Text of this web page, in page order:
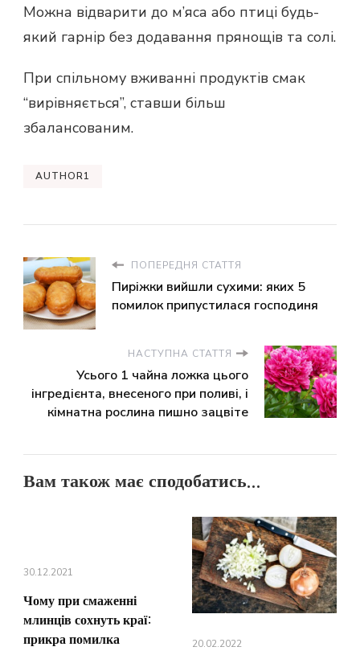
Можна відварити до м’яса або птиці будь-
який гарнір без додавання прянощів та солі.
При спільному вживанні продуктів смак
“вирівняється”, ставши більш
збалансованим.
AUTHOR1
ПОПЕРЕДНЯ СТАТТЯ
Пиріжки вийшли сухими: яких 5
помилок припустилася господиня
НАСТУПНА СТАТТЯ
Усього 1 чайна ложка цього
інгредієнта, внесеного при поливі, і
кімнатна рослина пишно зацвіте
Вам також має сподобатись...
30.12.2021
Чому при смаженні
млинців сохнуть краї:
прикра помилка
20.02.2022